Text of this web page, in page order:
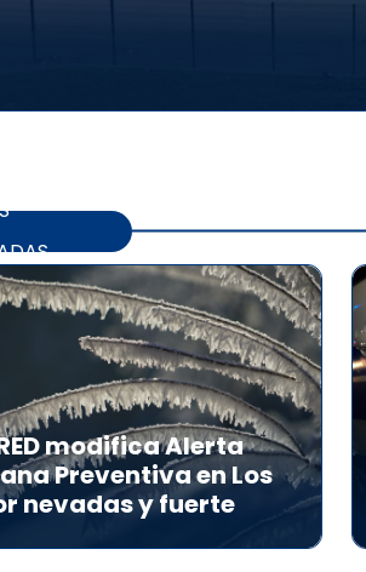
modifica Alerta
Preventiva en Los
nevadas y fuerte